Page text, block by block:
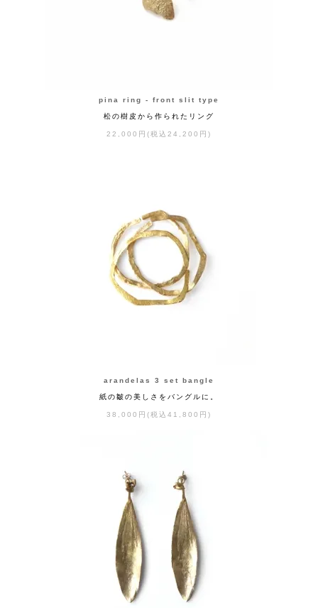
pina ring - front slit type
松の樹皮から作られたリング
22,000円(税込24,200円)
arandelas 3 set bangle
紙の皺の美しさをバングルに。
38,000円(税込41,800円)